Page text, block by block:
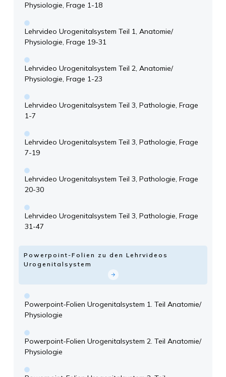
Physiologie, Frage 1-18
Lehrvideo Urogenitalsystem Teil 1, Anatomie/
Physiologie, Frage 19-31
Lehrvideo Urogenitalsystem Teil 2, Anatomie/
Physiologie, Frage 1-23
Lehrvideo Urogenitalsystem Teil 3, Pathologie, Frage
1-7
Lehrvideo Urogenitalsystem Teil 3, Pathologie, Frage
7-19
Lehrvideo Urogenitalsystem Teil 3, Pathologie, Frage
20-30
Lehrvideo Urogenitalsystem Teil 3, Pathologie, Frage
31-47
Powerpoint-Folien zu den Lehrvideos
Urogenitalsystem
Powerpoint-Folien Urogenitalsystem 1. Teil Anatomie/
Physiologie
Powerpoint-Folien Urogenitalsystem 2. Teil Anatomie/
Physiologie